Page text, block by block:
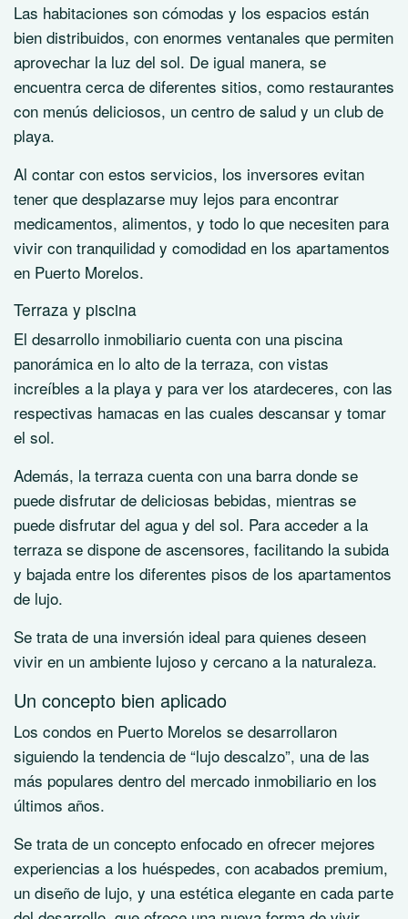
Las habitaciones son cómodas y los espacios están
bien distribuidos, con enormes ventanales que permiten
aprovechar la luz del sol. De igual manera, se
encuentra cerca de diferentes sitios, como restaurantes
con menús deliciosos, un centro de salud y un club de
playa.
Al contar con estos servicios, los inversores evitan
tener que desplazarse muy lejos para encontrar
medicamentos, alimentos, y todo lo que necesiten para
vivir con tranquilidad y comodidad en los apartamentos
en Puerto Morelos.
Terraza y piscina
El desarrollo inmobiliario cuenta con una piscina
panorámica en lo alto de la terraza, con vistas
increíbles a la playa y para ver los atardeceres, con las
respectivas hamacas en las cuales descansar y tomar
el sol.
Además, la terraza cuenta con una barra donde se
puede disfrutar de deliciosas bebidas, mientras se
puede disfrutar del agua y del sol. Para acceder a la
terraza se dispone de ascensores, facilitando la subida
y bajada entre los diferentes pisos de los apartamentos
de lujo.
Se trata de una inversión ideal para quienes deseen
vivir en un ambiente lujoso y cercano a la naturaleza.
Un concepto bien aplicado
Los condos en Puerto Morelos se desarrollaron
siguiendo la tendencia de “lujo descalzo”, una de las
más populares dentro del mercado inmobiliario en los
últimos años.
Se trata de un concepto enfocado en ofrecer mejores
experiencias a los huéspedes, con acabados premium,
un diseño de lujo, y una estética elegante en cada parte